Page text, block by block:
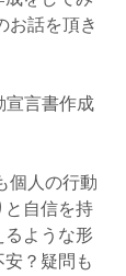
お話を頂き
宣言書作成
個人の行動
と自信を持
るような形
？疑問も